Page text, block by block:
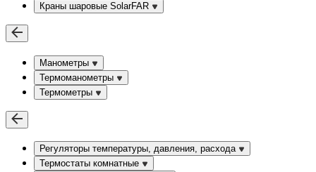
Краны шаровые SolarFAR
Манометры
Термоманометры
Термометры
Регуляторы температуры, давления, расхода
Термостаты комнатные